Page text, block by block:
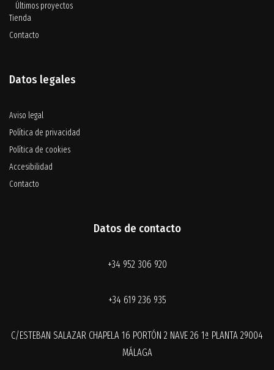
Últimos proyectos
Tienda
Contacto
Datos legales
Aviso legal
Política de privacidad
Política de cookies
Accesibilidad
Contacto
Datos de contacto
+34 952 306 920
+34 619 236 935
C/ESTEBAN SALAZAR CHAPELA 16 PORTÓN 2 NAVE 26 1ª PLANTA 29004
MÁLAGA